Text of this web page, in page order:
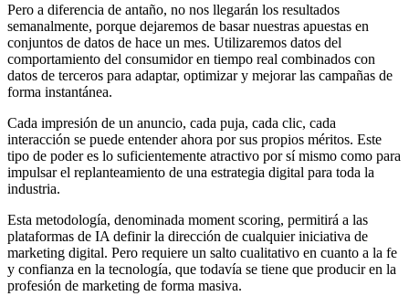
Pero a diferencia de antaño, no nos llegarán los resultados
semanalmente, porque dejaremos de basar nuestras apuestas en
conjuntos de datos de hace un mes. Utilizaremos datos del
comportamiento del consumidor en tiempo real combinados con
datos de terceros para adaptar, optimizar y mejorar las campañas de
forma instantánea.
Cada impresión de un anuncio, cada puja, cada clic, cada
interacción se puede entender ahora por sus propios méritos. Este
tipo de poder es lo suficientemente atractivo por sí mismo como para
impulsar el replanteamiento de una estrategia digital para toda la
industria.
Esta metodología, denominada moment scoring, permitirá a las
plataformas de IA definir la dirección de cualquier iniciativa de
marketing digital. Pero requiere un salto cualitativo en cuanto a la fe
y confianza en la tecnología, que todavía se tiene que producir en la
profesión de marketing de forma masiva.